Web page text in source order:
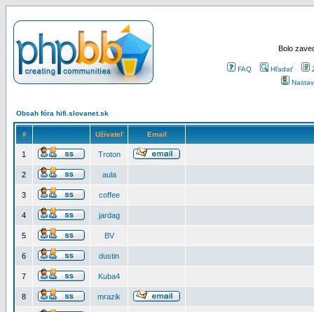
Bolo
FAQ Hľadať
Obsah fóra hifi.slovanet.sk
# Užívateľ Email
1 Troton
2 aula
3 coffee
4 jardag
5 BV
6 dustin
7 Kuba4
8 mrazik